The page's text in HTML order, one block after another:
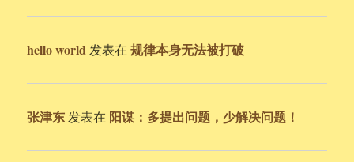
hello world 发表在规律本身无法被打破
张津东 发表在 阳谋：多提出问题，少解决问题！